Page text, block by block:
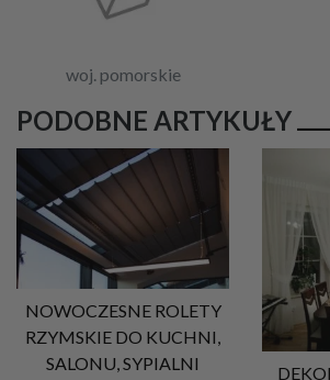
woj. pomorskie
PODOBNE ARTYKUŁY
NOWOCZESNE ROLETY
RZYMSKIE DO KUCHNI,
SALONU, SYPIALNI